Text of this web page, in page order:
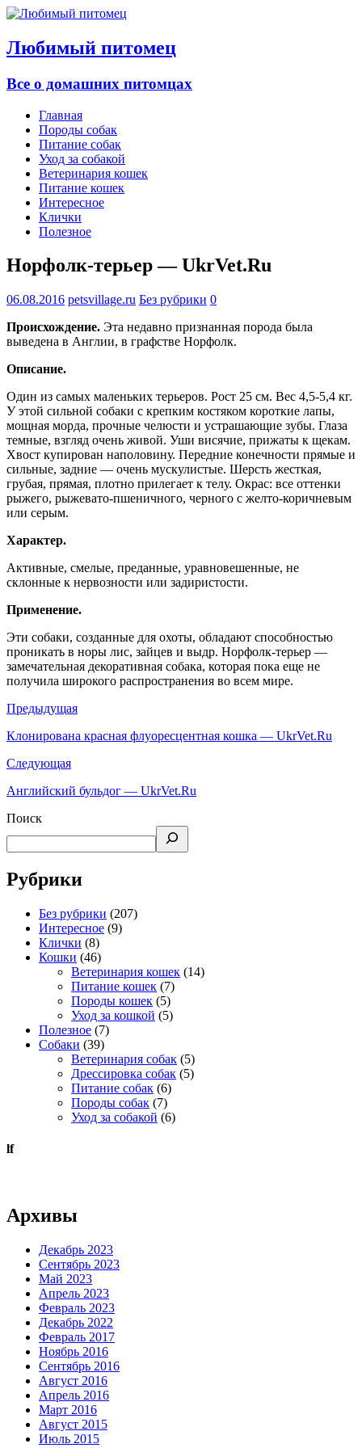
Любимый питомец
Все о домашних питомцах
Главная
Породы собак
Питание собак
Уход за собакой
Ветеринария кошек
Питание кошек
Интересное
Клички
Полезное
Норфолк-терьер — UkrVet.Ru
06.08.2016 petsvillage.ru Без рубрики 0
Происхождение. Эта недавно признанная порода была
выведена в Англии, в графстве Норфолк.
Описание.
Один из самых маленьких терьеров. Рост 25 см. Вес 4,5-5,4 кг.
У этой сильной собаки с крепким костяком короткие лапы,
мощная морда, прочные челюсти и устрашающие зубы. Глаза
темные, взгляд очень живой. Уши висячие, прижаты к щекам.
Хвост купирован наполовину. Передние конечности прямые и
сильные, задние — очень мускулистые. Шерсть жесткая,
грубая, прямая, плотно прилегает к телу. Окрас: все оттенки
рыжего, рыжевато-пшеничного, черного с желто-коричневым
или серым.
Характер.
Активные, смелые, преданные, уравновешенные, не
склонные к нервозности или задиристости.
Применение.
Эти собаки, созданные для охоты, обладают способностью
проникать в норы лис, зайцев и выдр. Норфолк-терьер —
замечательная декоративная собака, которая пока еще не
получила широкого распространения во всем мире.
Предыдущая
Клонирована красная флуоресцентная кошка — UkrVet.Ru
Следующая
Английский бульдог — UkrVet.Ru
Поиск
Рубрики
Без рубрики (207)
Интересное (9)
Клички (8)
Кошки (46)
Ветеринария кошек (14)
Питание кошек (7)
Породы кошек (5)
Уход за кошкой (5)
Полезное (7)
Собаки (39)
Ветеринария собак (5)
Дрессировка собак (5)
Питание собак (6)
Породы собак (7)
Уход за собакой (6)
lf
Архивы
Декабрь 2023
Сентябрь 2023
Май 2023
Апрель 2023
Февраль 2023
Декабрь 2022
Февраль 2017
Ноябрь 2016
Сентябрь 2016
Август 2016
Апрель 2016
Март 2016
Август 2015
Июль 2015